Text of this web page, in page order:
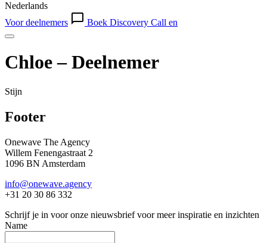
Nederlands
Voor deelnemers
Boek Discovery Call en
Chloe – Deelnemer
Stijn
Footer
Onewave The Agency
Willem Fenengastraat 2
1096 BN Amsterdam
info@onewave.agency
+31 20 30 86 332
Schrijf je in voor onze nieuwsbrief voor meer inspiratie en inzichten
Name